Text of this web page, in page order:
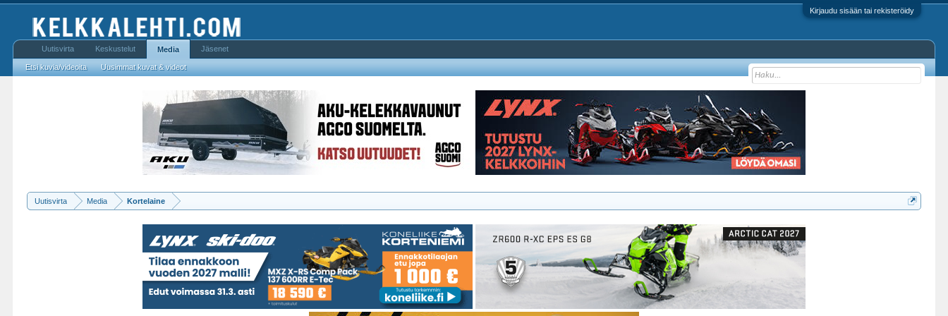
Kirjaudu sisään tai rekisteröidy
Uutisvirta Media Kortelaine
Uutisvirta Keskustelut Media
Etsi kuvia/videoita Uusimmat kuvat & videot
Jäsenet